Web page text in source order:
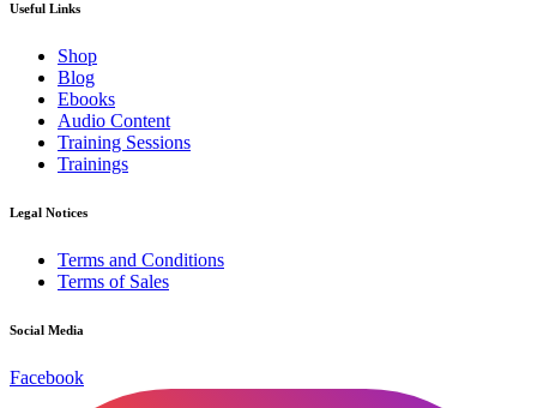
Useful Links
Shop
Blog
Ebooks
Audio Content
Training Sessions
Trainings
Legal Notices
Terms and Conditions
Terms of Sales
Social Media
Facebook